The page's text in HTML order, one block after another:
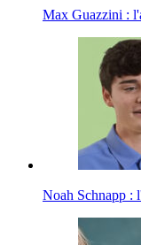
Max Guazzini :
Noah Schnapp :